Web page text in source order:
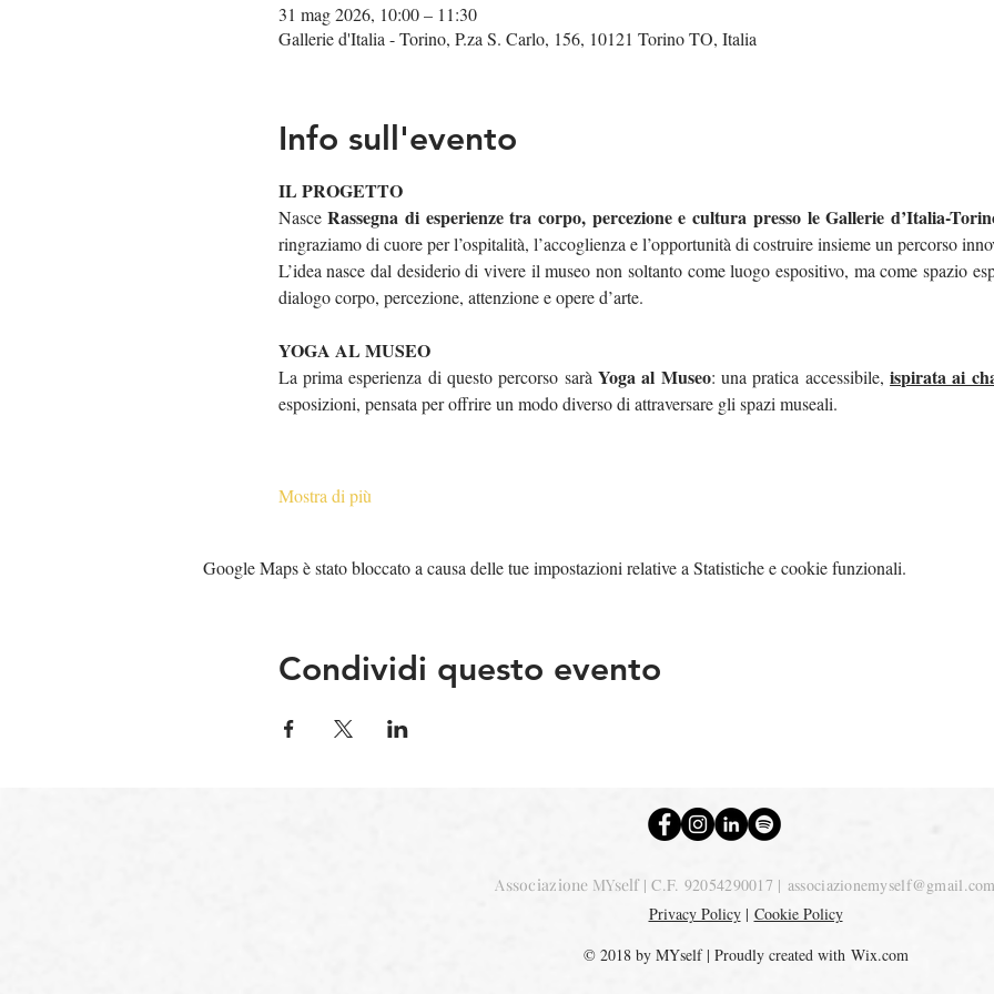
31 mag 2026, 10:00 – 11:30
Gallerie d'Italia - Torino, P.za S. Carlo, 156, 10121 Torino TO, Italia
Info sull'evento
IL PROGETTO
Nasce Rassegna di esperienze tra corpo, percezione e cultura presso le Gallerie d’Italia-
ringraziamo di cuore per l’ospitalità, l’accoglienza e l’opportunità di costruire insieme un percorso
L’idea nasce dal desiderio di vivere il museo non soltanto come luogo espositivo, ma come spazio
dialogo corpo, percezione, attenzione e opere d’arte.
YOGA AL MUSEO
La prima esperienza di questo percorso sarà Yoga al Museo: una pratica accessibile, ispirata ai
esposizioni, pensata per offrire un modo diverso di attraversare gli spazi museali.
Mostra di più
Google Maps è stato bloccato a causa delle tue impostazioni relative a Statistiche e cookie funzionali.
Condividi questo evento
Associazione MYself | C.F. 92054290017 |
Privacy Policy| Cookie Policy
© 2018 by MYself | Proudly created with Wix.com